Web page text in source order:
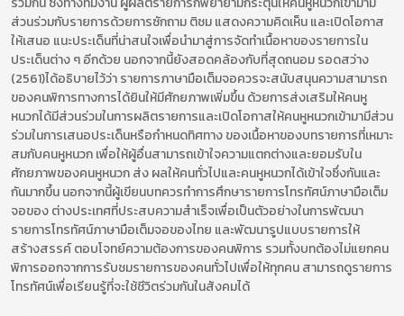
ส่วนร่วมกับรายการด้วยการซักถาม ติชม แสดงความคิดเห็น และเปิดโอกาส
ให้เสนอ แนะประเด็นที่น่าสนใจเพื่อนำมาสู่การจัดทำเนื้อหาของรายการใน
ประเด็นต่าง ๆ อีกด้วย นอกจากนี้ยังสอดคล้องกับที่สุดถนอม รอดสว่าง
(2561)ได้อธิบายไว้ว่า รายการภาษามือเต็มจอควรจะสนับสนุนความสามารถ
ของคนพิการทางการได้ยินให้มีศักยภาพเพิ่มขึ้น ด้วยการส่งเสริมให้คนหู
หนวกได้มีส่วนร่วมในการผลิตรายการและเปิดโอกาสให้คนหูหนวกเข้ามามีส่วน
ร่วมในการเสนอประเด็นหรือกำหนดทิศทาง ของเนื้อหาของบทรายการที่เหมาะ
สมกับคนหูหนวก เพื่อให้ผู้อื่นสามารถเข้าใจความแตกต่างและยอมรับใน
ศักยภาพของคนหูหนวก ส่ง ผลให้คนทั่วไปและคนหูหนวกได้เข้าใจซึ่งกันและ
กันมากขึ้น นอกจากนี้ผู้เขียนบทควรทำการศึกษารายการโทรทัศน์ภาษามือเต็ม
จอของ ต่างประเทศที่ประสบความสำเร็จเพื่อเป็นตัวอย่างในการพัฒนา
รายการโทรทัศน์ภาษามือเต็มจอของไทย และพัฒนารูปแบบรายการให้
สร้างสรรค์ ตอบโจทย์ความต้องการของคนพิการ รวมทั้งบทต้องไม่แยกคน
พิการออกจากการรับชมรายการของคนทั่วไปเพื่อให้ทุกคน สามารถดูรายการ
โทรทัศน์เพื่อเรียนรู้ที่จะใช้ชีวิตร่วมกันในสังคมได้